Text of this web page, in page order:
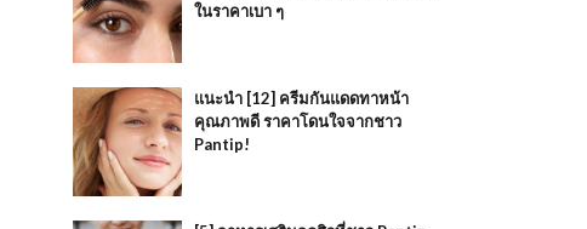
ในราคาเบา ๆ
แนะนำ [12] ครีมกันแดดทาหน้า
คุณภาพดี ราคาโดนใจจากชาว
Pantip!